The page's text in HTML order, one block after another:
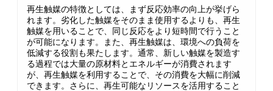
再生触媒の特徴としては、まず反応効率の向上が挙げら
れます。劣化した触媒をそのまま使用するよりも、再生
触媒を用いることで、同じ反応をより短時間で行うこと
が可能になります。また、再生触媒は、環境への負荷を
低減する役割も果たします。通常、新しい触媒を製造す
る過程では大量の原材料とエネルギーが消費されます
が、再生触媒を利用することで、その消費を大幅に削減
できます。さらに、再生可能なリソースを活用すること